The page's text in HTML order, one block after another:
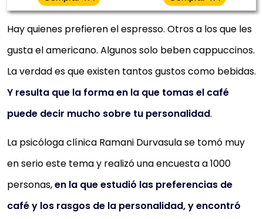
Hay quienes prefieren el espresso. Otros a los que les
gusta el americano. Algunos solo beben cappuccinos.
La verdad es que existen tantos gustos como bebidas.
Y resulta que la forma en la que tomas el café
puede decir mucho sobre tu personalidad.
La psicóloga clínica Ramani Durvasula se tomó muy
en serio este tema y realizó una encuesta a 1000
personas,en la que estudió las preferencias de
café y los rasgos de la personalidad, y encontró